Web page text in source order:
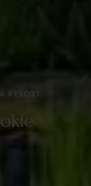
RESORT